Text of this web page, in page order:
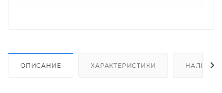
ОПИСАНИЕ ХАРАКТЕРИСТИКИ НАЛИЧИЕ